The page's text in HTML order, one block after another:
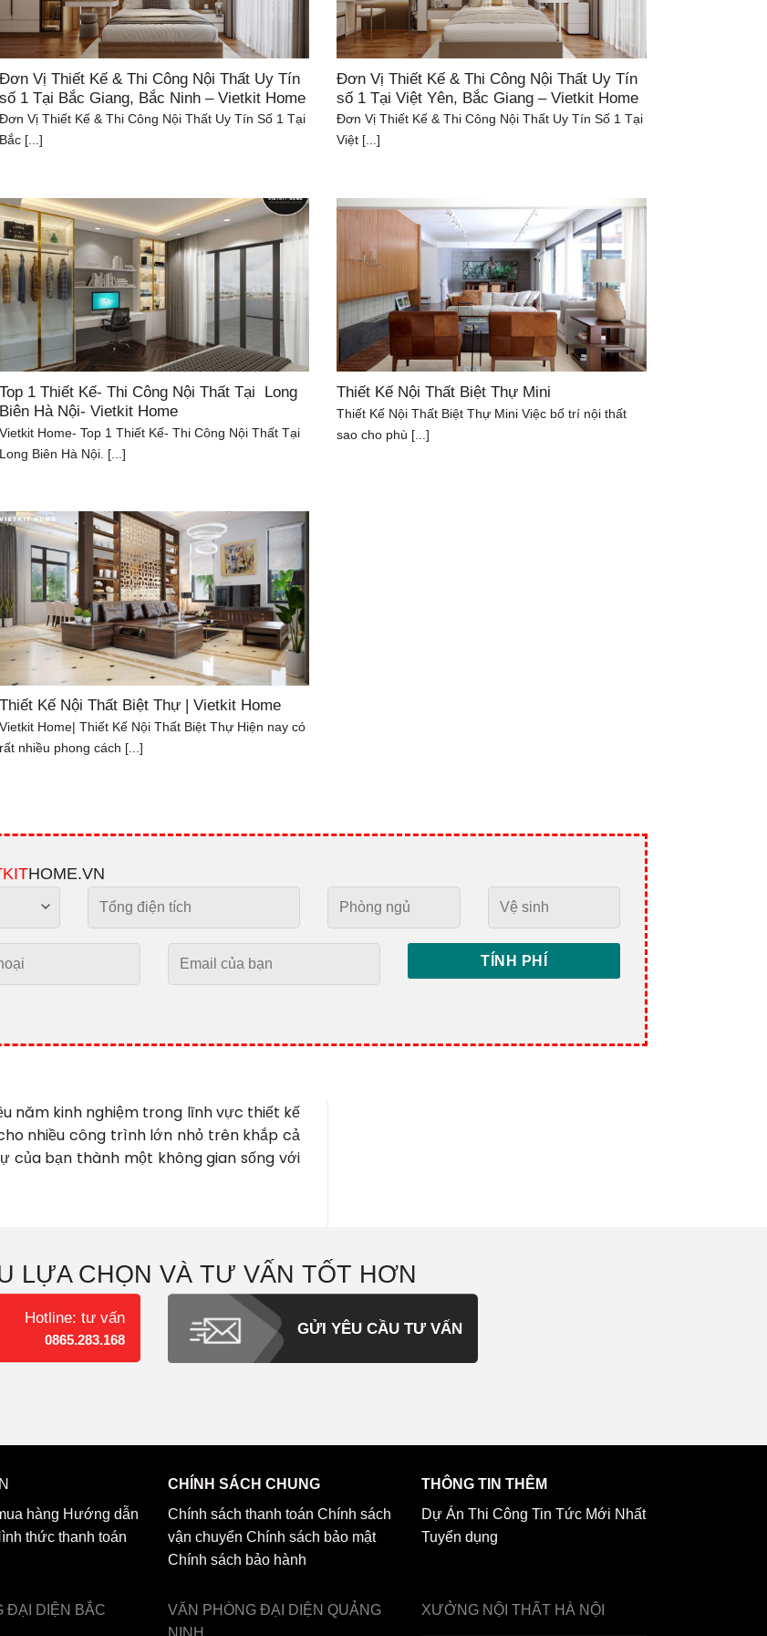
Đơn Vị Thiết Kế & Thi Công Nội Thất Uy Tín
số 1 Tại Bắc Giang, Bắc Ninh – Vietkit Home
Đơn Vị Thiết Kế & Thi Công Nội Thất Uy Tín Số 1 Tại
Bắc [...]
Đơn Vị Thiết Kế & Thi Công Nội Thất Uy Tín
số 1 Tại Việt Yên, Bắc Giang – Vietkit Home
Đơn Vị Thiết Kế & Thi Công Nội Thất Uy Tín Số 1 Tại
Việt [...]
Top 1 Thiết Kế- Thi Công Nội Thất Tại Long
Biên Hà Nội- Vietkit Home
Vietkit Home- Top 1 Thiết Kế- Thi Công Nội Thất Tại
Long Biên Hà Nội. [...]
Thiết Kế Nội Thất Biệt Thự Mini
Thiết Kế Nội Thất Biệt Thự Mini Việc bố trí nội thất
sao cho phù [...]
Thiết Kế Nội Thất Biệt Thự | Vietkit Home
Vietkit Home| Thiết Kế Nội Thất Biệt Thự Hiện nay có
rất nhiều phong cách [...]
HOME.VN
năm kinh nghiệm trong lĩnh vực thiết kế
nhiều công trình lớn nhỏ trên khắp cả
của bạn thành một không gian sống với
LỰA CHỌN VÀ TƯ VẤN TỐT HƠN
Hotline: tư vấn
0865.283.168
GỬI YÊU CẦU TƯ VẤN
hàng Hướng dẫn
thức thanh toán
CHÍNH SÁCH CHUNG
Chính sách thanh toán Chính sách
vận chuyển Chính sách bảo mật
Chính sách bảo hành
THÔNG TIN THÊM
Dự Án Thi Công Tin Tức Mới Nhất
Tuyển dụng
ĐẠI DIỆN BẮC
VĂN PHÒNG ĐẠI DIỆN QUẢNG
XƯỞNG NỘI THẤT HÀ NỘI